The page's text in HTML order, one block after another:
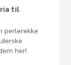
til
perlerekke
her!